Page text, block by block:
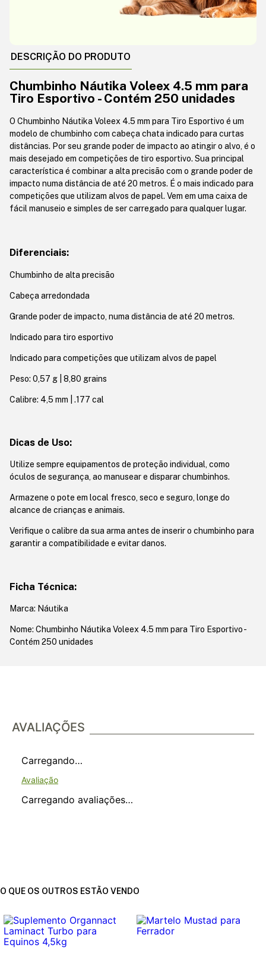
DESCRIÇÃO DO PRODUTO
Chumbinho Náutika Voleex 4.5 mm para
Tiro Esportivo - Contém 250 unidades
O Chumbinho Náutika Voleex 4.5 mm para Tiro Esportivo é um
modelo de chumbinho com cabeça chata indicado para curtas
distâncias. Por seu grande poder de impacto ao atingir o alvo, é o
mais desejado em competições de tiro esportivo. Sua principal
característica é combinar a alta precisão com o grande poder de
impacto numa distância de até 20 metros. É o mais indicado para
competições que utilizam alvos de papel. Vem em uma caixa de
fácil manuseio e simples de ser carregado para qualquer lugar.
Diferenciais:
Chumbinho de alta precisão
Cabeça arredondada
Grande poder de impacto, numa distância de até 20 metros.
Indicado para tiro esportivo
Indicado para competições que utilizam alvos de papel
Peso: 0,57 g | 8,80 grains
Calibre: 4,5 mm | .177 cal
Dicas de Uso:
Utilize sempre equipamentos de proteção individual, como
óculos de segurança, ao manusear e disparar chumbinhos.
Armazene o pote em local fresco, seco e seguro, longe do
alcance de crianças e animais.
Verifique o calibre da sua arma antes de inserir o chumbinho para
garantir a compatibilidade e evitar danos.
Ficha Técnica:
Marca: Náutika
Nome: Chumbinho Náutika Voleex 4.5 mm para Tiro Esportivo -
Contém 250 unidades
AVALIAÇÕES
Carregando…
Carregando avaliações…
O QUE OS OUTROS ESTÃO VENDO